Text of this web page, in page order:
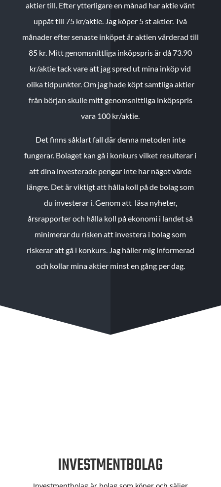
aktier till. Efter ytterligare en månad har aktie vänt
uppåt till 75 kr/aktie. Jag köper 5 st aktier.Två
månader efter senaste inköpet är aktien värderad till
85 kr. Mitt genomsnittliga inköpspris är då 73.90
kr/aktie tack vare att jag spred ut mina inköp vid
olika tidpunkter. Om jag hade köpt samtliga aktier
från början skulle mitt genomsnittliga inköpspris
vara 100 kr/aktie.
Det finns såklart fall där denna metoden inte
fungerar. Bolaget kan gå i konkurs vilket resulterar i
att dina investerade pengar inte har något värde
längre. Det är viktigt att hålla koll på de bolag som
du investerar i. Genom att läsa nyheter,
årsrapporter och hålla koll på ekonomi i landet så
minimerar du risken att investera i bolag som
riskerar att gå i konkurs. Jag håller mig informerad
och kollar mina aktier minst en gång per dag.
INVESTMENTBOLAG